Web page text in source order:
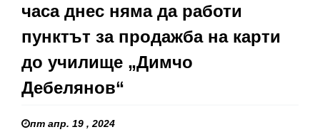
часа днес няма да работи
пунктът за продажба на карти
до училище „Димчо
Дебелянов“
пт апр. 19 , 2024